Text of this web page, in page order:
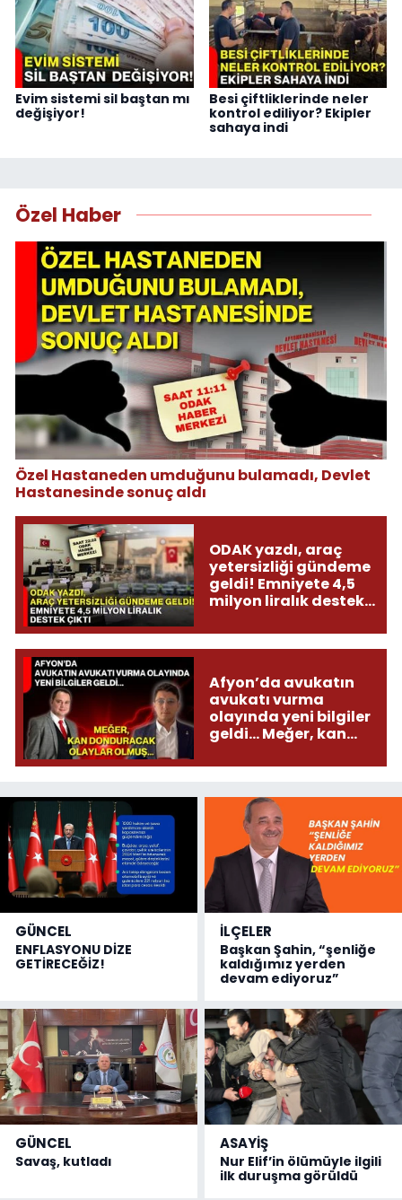
Evim sistemi sil baştan mı
değişiyor!
Besi çiftliklerinde neler
kontrol ediliyor? Ekipler
sahaya indi
Özel Haber
Özel Hastaneden umduğunu bulamadı, Devlet
Hastanesinde sonuç aldı
ODAK yazdı, araç
yetersizliği gündeme
geldi! Emniyete 4,5
milyon liralık destek
Afyon’da avukatın
avukatı vurma
olayında yeni bilgiler
geldi... Meğer, kan
olmuş...
GÜNCEL
ENFLASYONU DİZE
GETİRECEĞİZ!
İLÇELER
Başkan Şahin, “şenliğe
kaldığımız yerden
devam ediyoruz”
GÜNCEL
Savaş, kutladı
ASAYİŞ
Nur Elif’in ölümüyle ilgili
ilk duruşma görüldü